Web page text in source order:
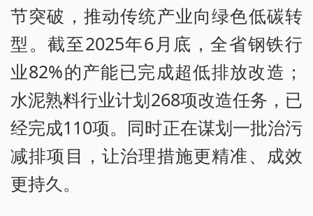
节突破，推动传统产业向绿色低碳转
型。截至2025年6月底，全省钢铁行
业82%的产能已完成超低排放改造；
水泥熟料行业计划268项改造任务，已
经完成110项。同时正在谋划一批治污
减排项目，让治理措施更精准、成效
更持久。